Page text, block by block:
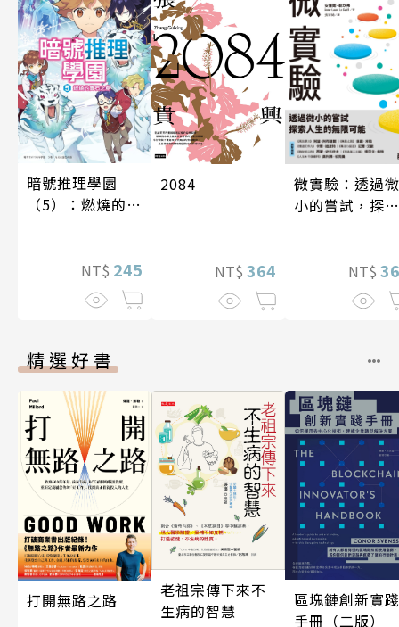
暗號推理學園
（5）：燃燒的寶
NT$ 245
2084
NT$ 364
微實驗：透過微
小的嘗試，探索
NT$
精選好書
打開無路之路
老祖宗傳下來不
生病的智慧
區塊鏈創新實踐
手冊（二版）